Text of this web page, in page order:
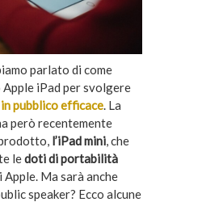
parlato di come
iPad per svolgere
pubblico efficace. La
però recentemente
l’iPad mini, che
ledoti di portabilità
Ma sarà anche
speaker? Ecco alcune